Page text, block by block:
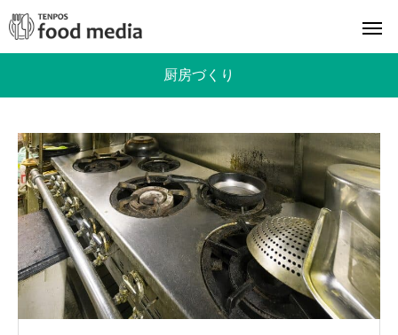
厨房づくり